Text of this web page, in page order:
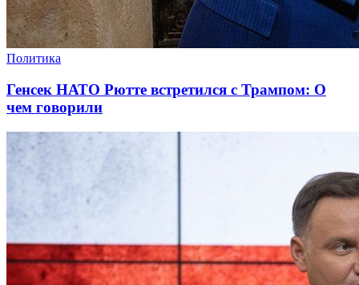
Политика
Генсек НАТО Рютте встретился с Трампом: О
чем говорили